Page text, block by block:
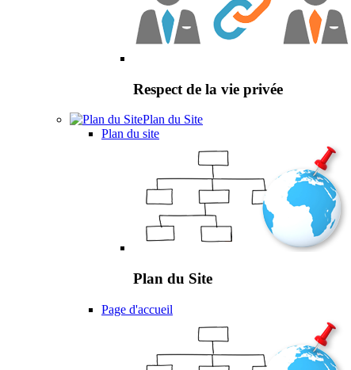
Respect de la vie privée
Plan du Site
Plan du site
Plan du Site
Page d'accueil